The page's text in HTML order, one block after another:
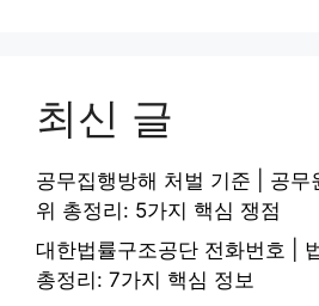
최신 글
공무집행방해 처벌 기준 | 공무
위 총정리: 5가지 핵심 쟁점
대한법률구조공단 전화번호 |
총정리: 7가지 핵심 정보